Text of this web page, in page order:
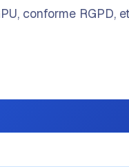
conforme RGPD,